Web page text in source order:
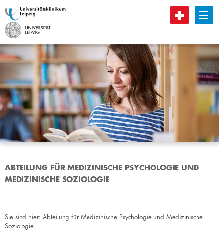
B
ABTEILUNG FÜR MEDIZINISCHE PSYCHOLOGIE UND
MEDIZINISCHE SOZIOLOGIE
Sie sind hier: Abteilung für Medizinische Psychologie und Medizinische
Soziologie